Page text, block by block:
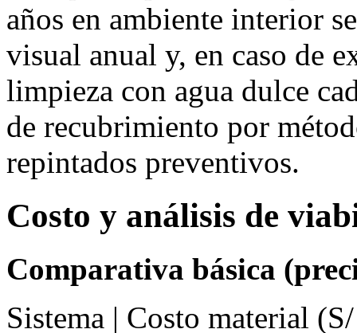
años en ambiente interior
visual anual y, en caso de
limpieza con agua dulce
de recubrimiento por
repintados preventivos.
Costo y análisis de
Comparativa básica
Sistema | Costo material